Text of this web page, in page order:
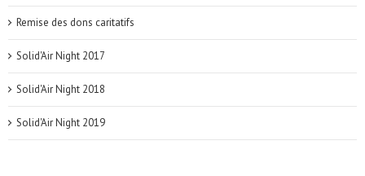
Remise des dons caritatifs
Solid'Air Night 2017
Solid'Air Night 2018
Solid'Air Night 2019